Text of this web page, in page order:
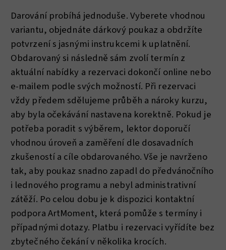
Darování probíhá jednoduše. Vyberete vhodnou
variantu, objednáte dárkový poukaz a obdržíte
potvrzení s jasnými instrukcemi k uplatnění.
Obdarovaný si následně sám zvolí termín z
aktuální nabídky a rezervaci dokončí online nebo
e-mailem podle svých možností. Při rezervaci
vždy předem sdělujeme průběh a nároky kurzu,
aby byla očekávání nastavena korektně. Pokud je
potřeba poradit s výběrem, lektor doporučí
vhodnou úroveň a zaměření dle dosavadních
zkušeností a cíle obdarovaného. Vše je navrženo
tak, aby poukaz snadno zapadl do předvánočního
i lednového programu a nebyl administrativní
zátěží. Po celou dobu je k dispozici kontaktní
podpora ArtMoment, která pomůže s termíny i
případnými dotazy. Platbu i rezervaci vyřídíte bez
zbytečného čekání v několika krocích.